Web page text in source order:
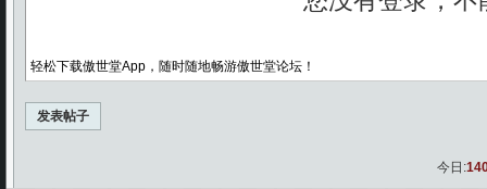
轻松下载傲世堂App，随时随地畅游傲世堂论坛！
发表帖子
今日: